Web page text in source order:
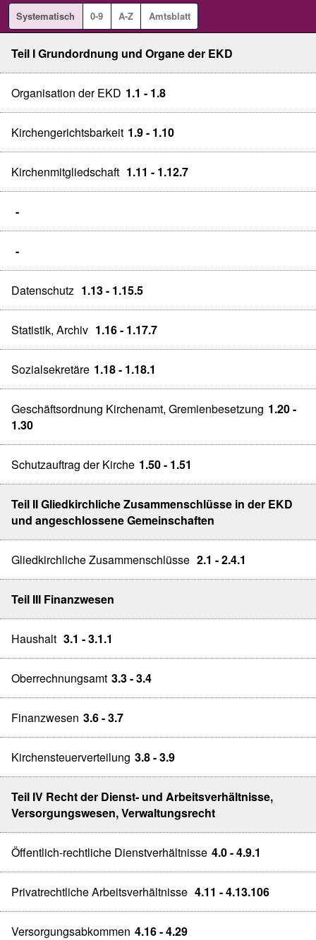
Systematisch 0-9 A-Z Amtsblatt
Teil I Grundordnung und Organe der EKD
Organisation der EKD 1.1 - 1.8
Kirchengerichtsbarkeit 1.9 - 1.10
Kirchenmitgliedschaft 1.11 - 1.12.7
-
-
Datenschutz 1.13 - 1.15.5
Statistik, Archiv 1.16 - 1.17.7
Sozialsekretäre 1.18 - 1.18.1
Geschäftsordnung Kirchenamt, Gremienbesetzung 1.20 -
1.30
Schutzauftrag der Kirche 1.50 - 1.51
Teil II Gliedkirchliche Zusammenschlüsse in der EKD
und angeschlossene Gemeinschaften
Gliedkirchliche Zusammenschlüsse 2.1 - 2.4.1
Teil III Finanzwesen
Haushalt 3.1 - 3.1.1
Oberrechnungsamt 3.3 - 3.4
Finanzwesen 3.6 - 3.7
Kirchensteuerverteilung 3.8 - 3.9
Teil IV Recht der Dienst- und Arbeitsverhältnisse,
Versorgungswesen, Verwaltungsrecht
Öffentlich-rechtliche Dienstverhältnisse 4.0 - 4.9.1
Privatrechtliche Arbeitsverhältnisse 4.11 - 4.13.106
Versorgungsabkommen 4.16 - 4.29